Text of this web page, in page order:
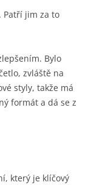
Patří jim za to
Bylo
zvláště na
styly, takže má
formát a dá se z
který je klíčový